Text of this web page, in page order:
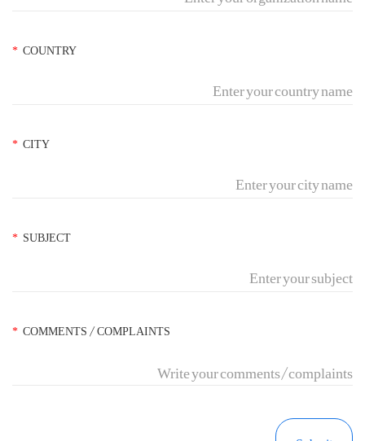
COUNTRY
*
CITY
*
SUBJECT
*
COMMENTS / COMPLAINTS
*